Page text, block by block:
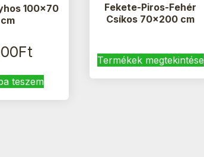
100×70
cm
Ft
teszem
Fekete-Piros-Fehér
Csíkos 70×200 cm
Termékek megtekintése